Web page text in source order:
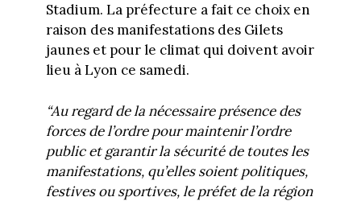
Stadium. La préfecture a fait ce choix en
raison des manifestations des Gilets
jaunes et pour le climat qui doivent avoir
lieu à Lyon ce samedi.
“Au regard de la nécessaire présence des
forces de l’ordre pour maintenir l’ordre
public et garantir la sécurité de toutes les
manifestations, qu’elles soient politiques,
festives ou sportives, le préfet de la région